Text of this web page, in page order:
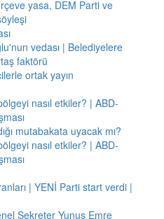
yasa, DEM Parti ve
vedası | Belediyelere
faktörü
ortak yayın
nasıl etkiler? | ABD-
mutabakata uyacak mı?
nasıl etkiler? | ABD-
| YENİ Parti start verdi |
Sekreter Yunus Emre